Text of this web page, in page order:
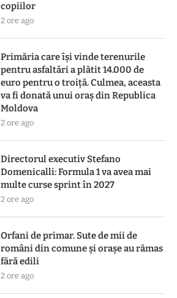
copiilor
2 ore ago
Primăria care își vinde terenurile
pentru asfaltări a plătit 14.000 de
euro pentru o troiță. Culmea, aceasta
va fi donată unui oraș din Republica
Moldova
2 ore ago
Directorul executiv Stefano
Domenicalli: Formula 1 va avea mai
multe curse sprint în 2027
2 ore ago
Orfani de primar. Sute de mii de
români din comune și orașe au rămas
fără edili
2 ore ago